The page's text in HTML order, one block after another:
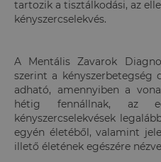
tartozik a tisztálkodási, az
kényszercselekvés.
A Mentális Zavarok
szerint a kényszerbetegség
adható, amennyiben a
hétig fennállnak, az
kényszercselekvések
egyén életéből, valamint
illető életének egészére